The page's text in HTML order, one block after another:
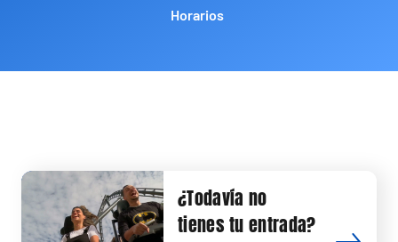
Horarios
¿Todavía no
tienes tu entrada?